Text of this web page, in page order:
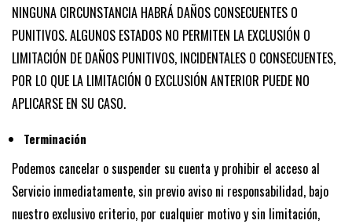
NINGUNA CIRCUNSTANCIA HABRÁ DAÑOS CONSECUENTES O
PUNITIVOS. ALGUNOS ESTADOS NO PERMITEN LA EXCLUSIÓN O
LIMITACIÓN DE DAÑOS PUNITIVOS, INCIDENTALES O CONSECUENTES,
POR LO QUE LA LIMITACIÓN O EXCLUSIÓN ANTERIOR PUEDE NO
APLICARSE EN SU CASO.
Terminación
Podemos cancelar o suspender su cuenta y prohibir el acceso al
Servicio inmediatamente, sin previo aviso ni responsabilidad, bajo
nuestro exclusivo criterio, por cualquier motivo y sin limitación,